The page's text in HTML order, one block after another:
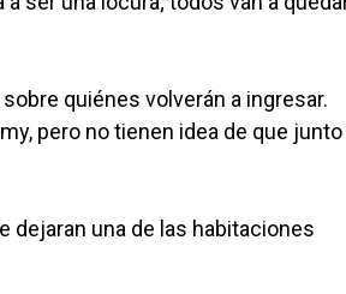
quiénes volverán a ingresar.
pero no tienen idea de que
dejaran una de las habitaciones